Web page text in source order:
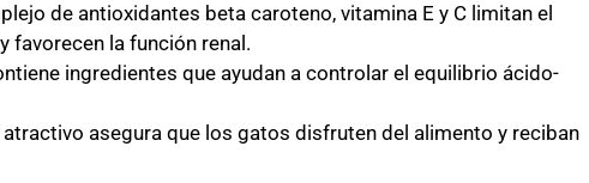
de antioxidantes beta caroteno, vitamina E y C limitan el
favorecen la función renal.
ingredientes que ayudan a controlar el equilibrio ácido-
atractivo asegura que los gatos disfruten del alimento y reciban